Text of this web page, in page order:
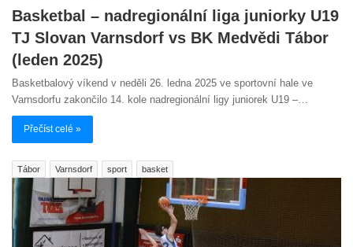
Basketbal – nadregionální liga juniorky U19
TJ Slovan Varnsdorf vs BK Medvědi Tábor
(leden 2025)
Basketbalový víkend v neděli 26. ledna 2025 ve sportovní hale ve
Varnsdorfu zakončilo 14. kole nadregionální ligy juniorek U19 –…
Přečíst celé »
Tábor Varnsdorf sport basket